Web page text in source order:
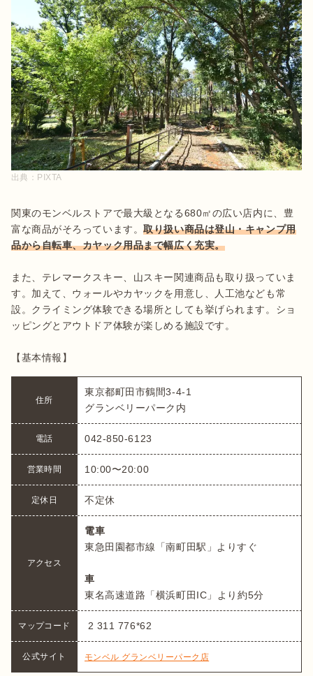
出典： PIXTA
関東のモンベルストアで最大級となる680㎡の広い店内に、豊
富な商品がそろっています。取り扱い商品は登山・キャンプ用
品から自転車、カヤック用品まで幅広く充実。
また、テレマークスキー、山スキー関連商品も取り扱っていま
す。加えて、ウォールやカヤックを用意し、人工池なども常
設。クライミング体験できる場所としても挙げられます。ショ
ッピングとアウトドア体験が楽しめる施設です。
【基本情報】
住所
東京都町田市鶴間3-4-1
グランベリーパーク内
電話 042-850-6123
営業時間 10:00〜20:00
定休日 不定休
アクセス
電車
東急田園都市線「南町田駅」よりすぐ
車
東名高速道路「横浜町田IC」より約5分
マップコード 2 311 776*62
公式サイト モンベル グランベリーパーク店